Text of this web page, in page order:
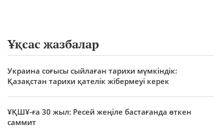
Ұқсас жазбалар
Украина соғысы сыйлаған тарихи мүмкіндік:
Қазақстан тарихи қателік жібермеуі керек
ҰҚШҰ-ға 30 жыл: Ресей жеңіле бастағанда өткен
саммит